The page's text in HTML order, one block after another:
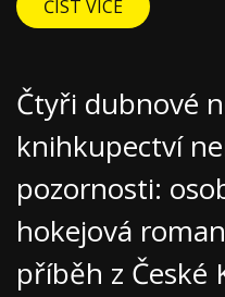
ČÍST VÍCE
Čtyři dubnové
knihkupectví
pozornosti:
hokejová
příběh z České